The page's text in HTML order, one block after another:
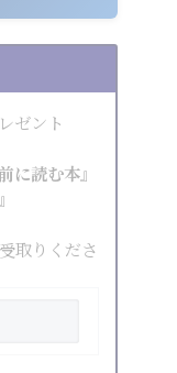
ゼント
読む本』
取りくださ